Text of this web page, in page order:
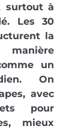
surtout à
Les 30
la
un
On
avec
pour
mieux